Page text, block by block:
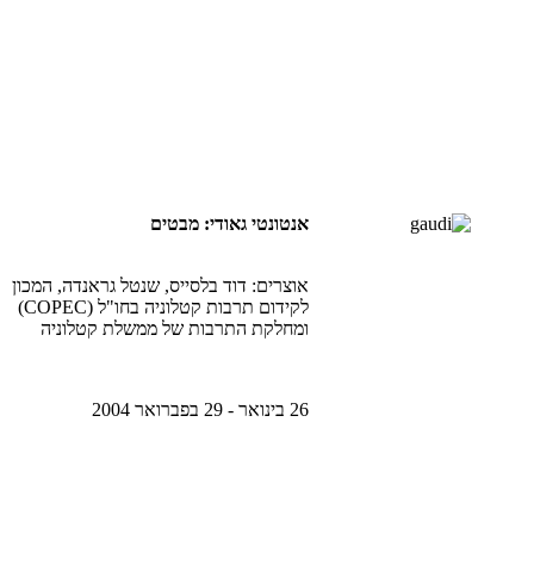
אנטונטי גאודי: מבטים
אוצרים: דוד בלסייס, שנטל גראנדה, המכון
לקידום תרבות קטלוניה בחו"ל (COPEC)
ומחלקת התרבות של ממשלת קטלוניה
26 בינואר - 29 בפברואר 2004